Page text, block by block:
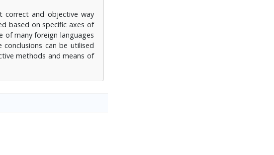
correct and objective way
based on specific axes of
of many foreign languages
can be utilised
methods and means of